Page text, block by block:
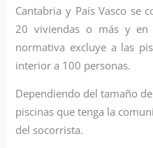
Cantabria y País Vasco se
20 viviendas o más y en
normativa excluye a las
interior a 100 personas.
Dependiendo del tamaño
piscinas que tenga la
del socorrista.